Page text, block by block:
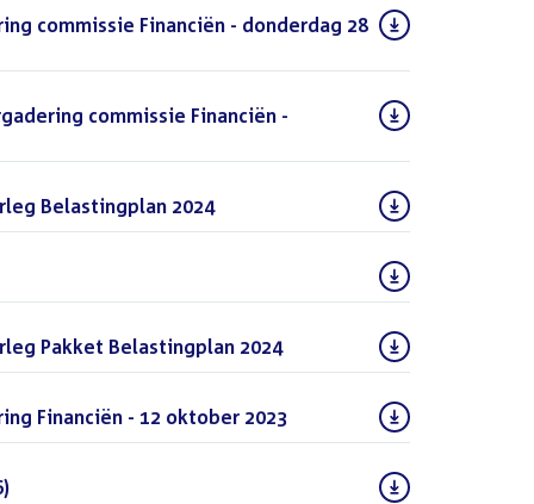
commissie Financiën - donderdag 28
commissie Financiën -
Belastingplan 2024(PDF)
Pakket Belastingplan 2024(PDF)
Financiën - 12 oktober 2023